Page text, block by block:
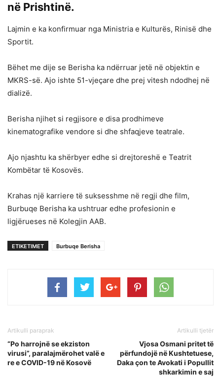
në Prishtinë.
Lajmin e ka konfirmuar nga Ministria e Kulturës, Rinisë dhe
Sportit.
Bëhet me dije se Berisha ka ndërruar jetë në objektin e
MKRS-së. Ajo ishte 51-vjeçare dhe prej vitesh ndodhej në
dializë.
Berisha njihet si regjisore e disa prodhimeve
kinematografike vendore si dhe shfaqjeve teatrale.
Ajo njashtu ka shërbyer edhe si drejtoreshë e Teatrit
Kombëtar të Kosovës.
Krahas një karriere të suksesshme në regji dhe film,
Burbuqe Berisha ka ushtruar edhe profesionin e
ligjërueses në Kolegjin AAB.
ETIKETIMET Burbuqe Berisha
Artikulli paraprak
“Po harrojnë se ekziston
virusi”, paralajmërohet valë e
re e COVID-19 në Kosovë
Artikulli tjetër
Vjosa Osmani pritet të
përfundojë në Kushtetuese,
Daka çon te Avokati i Popullit
shkarkimin e saj